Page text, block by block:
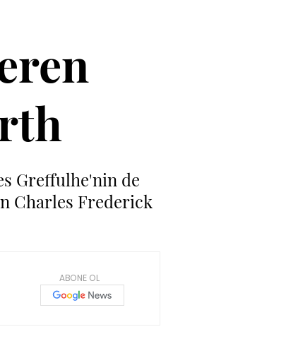
Greffulhe'nin de
Charles Frederick
ABONE OL